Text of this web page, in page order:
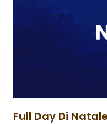
Full Day Di